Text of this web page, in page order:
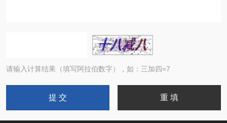
请输入计算结果（填写阿拉伯数字），如：三加四=7